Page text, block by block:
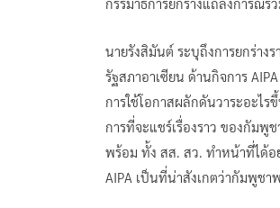
นายรังสิมันต์ ระบุถึงการยกร่าง
รัฐสภาอาเซียน ด้านกิจการ
การใช้โอกาสผลักดันวาระอะไ
การที่จะแชร์เรื่องราว ของกัมพู
พร้อม ทั้ง สส. สว. ทำหน้าที่ได้อ
AIPA เป็นที่น่าสังเกตว่ากัมพูชา